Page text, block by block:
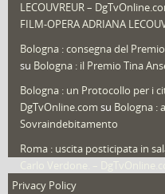
That's Bologna Magazine(25)
Video (archivio) (263)
LECOUVREUR –
FILM-OPERA ADRIANA
Bologna : consegna del
su Bologna : il Premio Tina
Bologna : un Protocollo per i
DgTvOnline.com su Bologna :
Sovraindebitamento
Roma : uscita posticipata in
nuovo film
Privacy Policy